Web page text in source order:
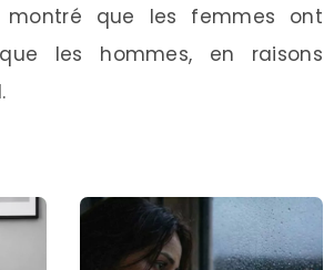
montré que les femmes ont
les hommes, en raisons